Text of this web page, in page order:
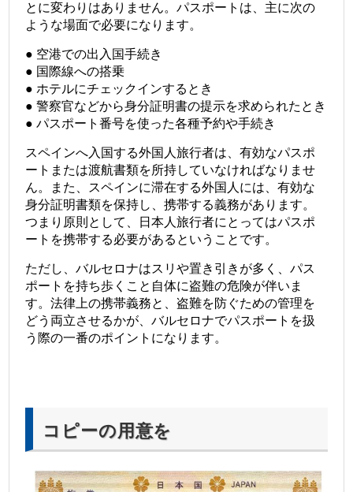
とに変わりはありません。パスポートは、主に次の
ような場面で必要になります。
● 空港での出入国手続き
● 国際線への搭乗
● ホテルにチェックインするとき
● 警察官などから身分証明書の提示を求められたとき
● パスポート番号を使った各種予約や手続き
スペインへ入国する外国人旅行者は、有効なパスポ
ートまたは渡航書類を所持していなければなりませ
ん。
また、スペインに滞在する外国人には、有効な
身分証明書類を保持し、携帯する義務があります。
つまり原則として、日本人旅行者にとってはパスポ
ートを携帯する必要があるということです。
ただし、バルセロナはスリや置き引きが多く、パス
ポートを持ち歩くこと自体に盗難の危険が伴いま
す。法律上の携帯義務と、盗難を防ぐための管理を
どう両立させるかが、バルセロナでパスポートを扱
う際の一番のポイントになります。
コピーの用意を